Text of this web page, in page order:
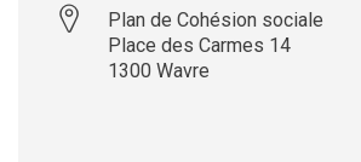
Plan de Cohésion sociale
Place des Carmes 14
1300 Wavre